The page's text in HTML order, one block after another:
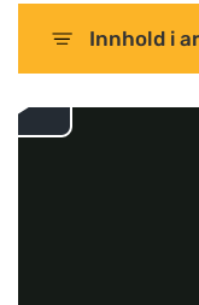
Innhold i